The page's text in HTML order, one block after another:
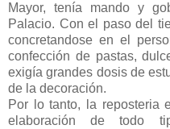
Mayor, tenía mando y
Palacio. Con el paso del
concretandose en el
confección de pastas,
exigía grandes dosis de
de la decoración.
Por lo tanto, la reposteria
elaboración de todo